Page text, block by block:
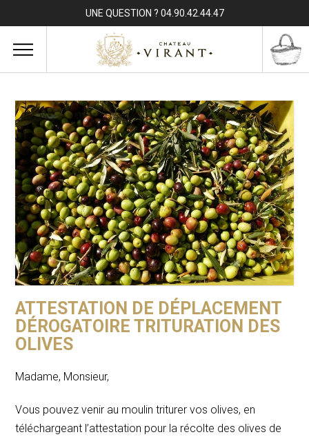
UNE QUESTION ? 04.90.42.44.47
ATTESTATION DE DÉPLACEMENT
DÉROGATOIRE TRITURATION DES
OLIVES
Madame, Monsieur,
Vous pouvez venir au moulin triturer vos olives, en
téléchargeant l’attestation pour la récolte des olives de